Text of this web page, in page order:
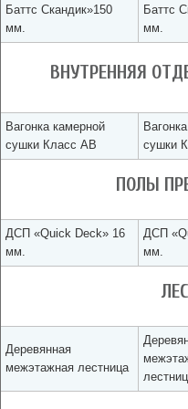
Баттс Скандик»150
мм.
Баттс
мм.
ВНУТРЕННЯЯ
Вагонка камерной
сушки Класс АВ
сушки
ПОЛЫ
ДСП «Quick Deck» 16
мм.
ДСП
мм.
Деревянная
межэтажная лестница